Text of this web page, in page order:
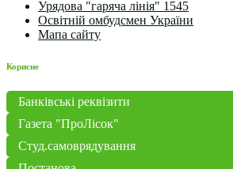
Урядова "гаряча лінія" 1545
Освітній омбудсмен України
Мапа сайту
Корисне
Банківські реквізити
Газета "ПроЛісок"
Студ.самоврядування